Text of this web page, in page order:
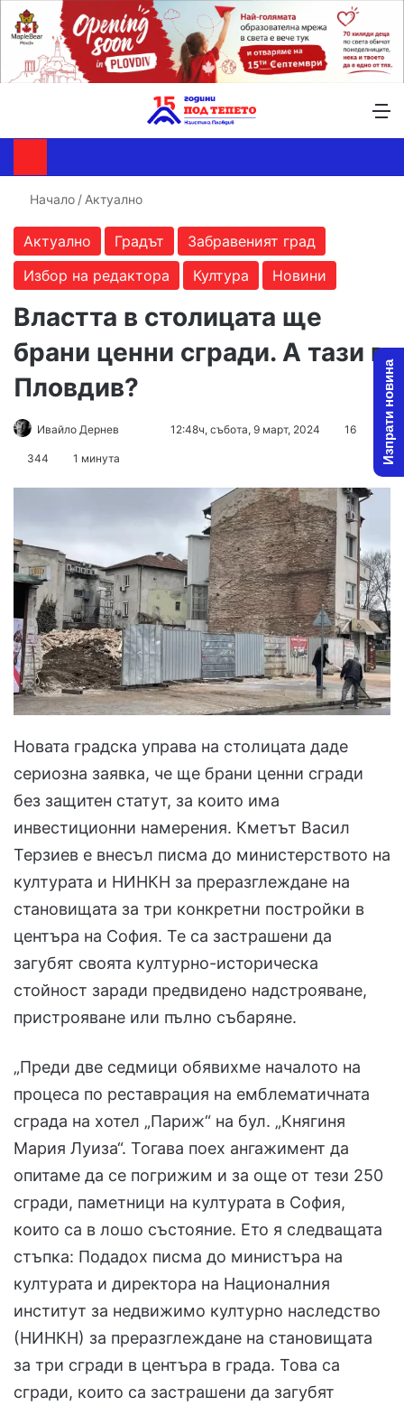
Начало / Актуално
Актуално Градът
Забравеният град
Избор на редактора
Култура Новини
Властта в столицата ще
брани ценни сгради. А тази в
Пловдив?
Ивайло Дернев
Send12:48ч, събота, 9 март, 2024 16
344 1 минута
Новата градска управа на столицата даде
сериозна заявка, че ще брани ценни сгради
без защитен статут, за които има
инвестиционни намерения. Кметът Васил
Терзиев е внесъл писма до министерството на
културата и НИНКН за преразглеждане на
становищата за три конкретни постройки в
центъра на София. Те са застрашени да
загубят своята културно-историческа
стойност заради предвидено надстрояване,
пристрояване или пълно събаряне.
„Преди две седмици обявихме началото на
процеса по реставрация на емблематичната
сграда на хотел „Париж“ на бул. „Княгиня
Мария Луиза“. Тогава поех ангажимент да
опитаме да се погрижим и за още от тези 250
сгради, паметници на културата в София,
които са в лошо състояние. Ето я следващата
стъпка: Подадох писма до министъра на
културата и директора на Националния
институт за недвижимо културно наследство
(НИНКН) за преразглеждане на становищата
за три сгради в центъра в града. Това са
сгради, които са застрашени да загубят
Изпрати новина